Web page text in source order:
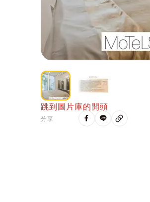
跳到圖片庫的開頭
分享